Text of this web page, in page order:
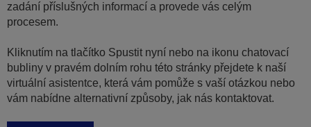
zadání příslušných informací a provede vás celým
procesem.
Kliknutím na tlačítko Spustit nyní nebo na ikonu chatovací
bubliny v pravém dolním rohu této stránky přejdete k naší
virtuální asistentce, která vám pomůže s vaší otázkou nebo
vám nabídne alternativní způsoby, jak nás kontaktovat.